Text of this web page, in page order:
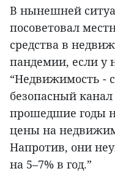
В нынешней
посоветовал
средства в
пандемии, если у
“Недвижимость -
безопасный
прошедшие годы
цены на
Напротив, они
на 5–7% в год.”